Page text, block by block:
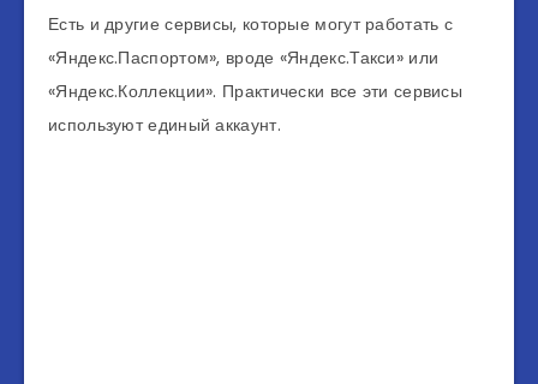
Есть и другие сервисы, которые могут работать с
«Яндекс.Паспортом», вроде «Яндекс.Такси» или
«Яндекс.Коллекции». Практически все эти сервисы
используют единый аккаунт.